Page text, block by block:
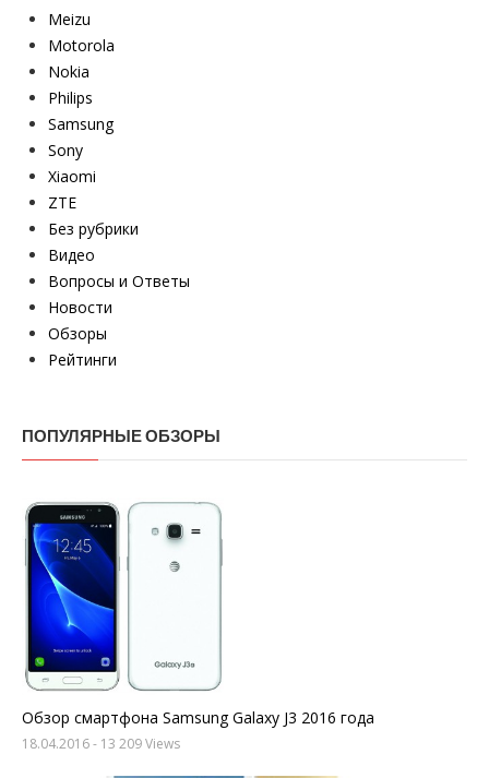
Meizu
Motorola
Nokia
Philips
Samsung
Sony
Xiaomi
ZTE
Без рубрики
Видео
Вопросы и Ответы
Новости
Обзоры
Рейтинги
ПОПУЛЯРНЫЕ ОБЗОРЫ
Обзор смартфона Samsung Galaxy J3 2016 года
18.04.2016- 13 209 Views